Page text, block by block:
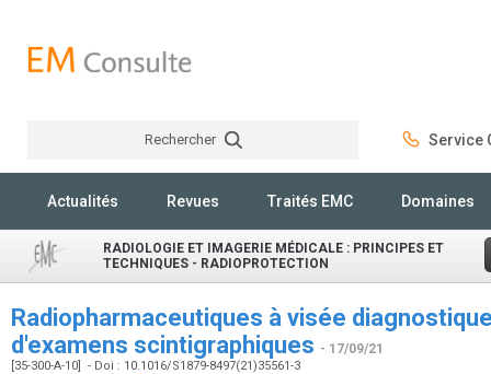
Rechercher Service
Actualités Revues Traités EMC Domaines
RADIOLOGIE ET IMAGERIE MÉDICALE : PRINCIPES ET
TECHNIQUES - RADIOPROTECTION
Radiopharmaceutiques à visée
d'examens scintigraphiques - 17/09/21
[35-300-A-10] - Doi : 10.1016/S1879-8497(21)35561-3